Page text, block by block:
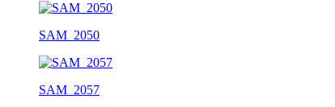
SAM_2050
SAM_2057